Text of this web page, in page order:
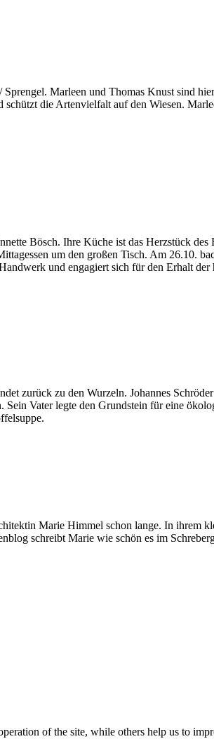
Marleen und Thomas Knust sind
schützt die Artenvielfalt auf den Wiesen.
Bösch. Ihre Küche ist das Herzstück
um den großen Tisch. Am 26.10.
und engagiert sich für den Erhalt der
zurück zu den Wurzeln. Johannes
Vater legte den Grundstein für eine
Marie Himmel schon lange. In ihrem
schreibt Marie wie schön es im
of the site, while others help us to